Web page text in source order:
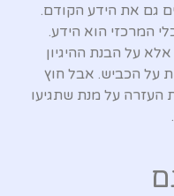
גם את הידע הקודם.
המרכזי הוא הידע.
על הבנת ההיגיון
על הכביש. אבל חוץ
העזרה על מנת שתגיעו